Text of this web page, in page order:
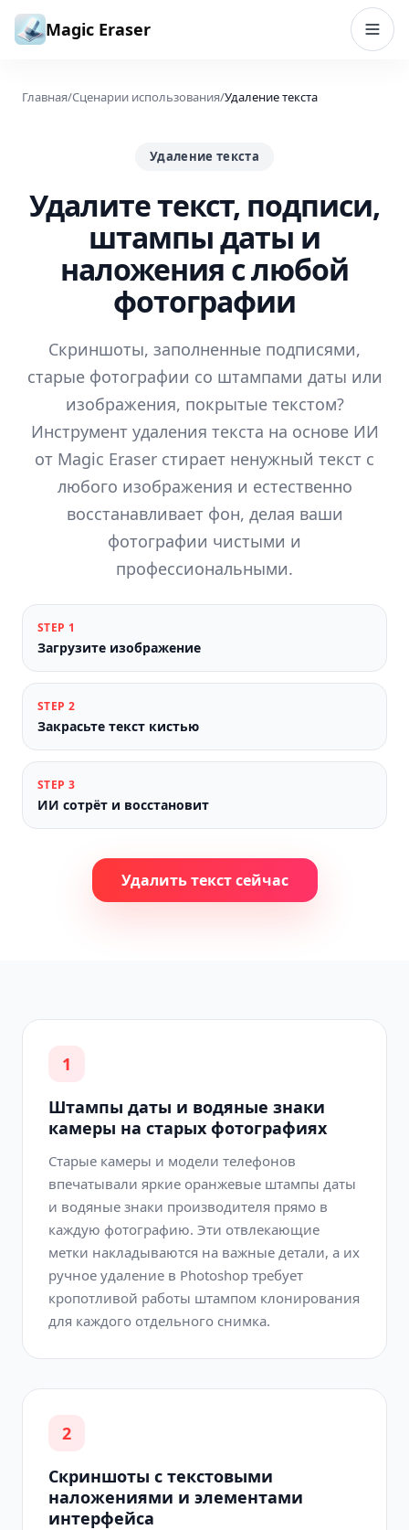
Перейти к содержимому
Magic Eraser
Главная/Сценарии использования/Удаление текста
Удаление текста
Удалите текст, подписи,
штампы даты и
наложения с любой
фотографии
Скриншоты, заполненные подписями,
старые фотографии со штампами даты или
изображения, покрытые текстом?
Инструмент удаления текста на основе ИИ
от Magic Eraser стирает ненужный текст с
любого изображения и естественно
восстанавливает фон, делая ваши
фотографии чистыми и
профессиональными.
STEP 1
Загрузите изображение
STEP 2
Закрасьте текст кистью
STEP 3
ИИ сотрёт и восстановит
Удалить текст сейчас
1
Штампы даты и водяные знаки
камеры на старых фотографиях
Старые камеры и модели телефонов
впечатывали яркие оранжевые штампы даты
и водяные знаки производителя прямо в
каждую фотографию. Эти отвлекающие
метки накладываются на важные детали, а их
ручное удаление в Photoshop требует
кропотливой работы штампом клонирования
для каждого отдельного снимка.
2
Скриншоты с текстовыми
наложениями и элементами
интерфейса